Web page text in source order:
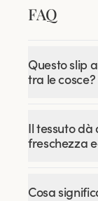
FAQ
Questo slip
tra le cosce?
Il tessuto dà
freschezza
Cosa